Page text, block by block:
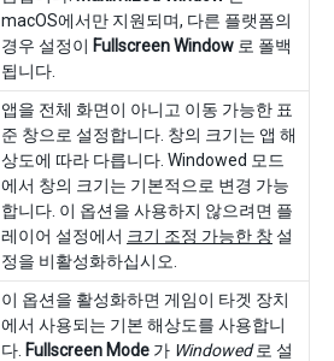
macOS에서만 지원되며, 다른 플랫폼의
경우 설정이 Fullscreen Window 로 폴백
됩니다.
앱을 전체 화면이 아니고 이동 가능한 표
준 창으로 설정합니다. 창의 크기는 앱 해
상도에 따라 다릅니다. Windowed 모드
에서 창의 크기는 기본적으로 변경 가능
합니다. 이 옵션을 사용하지 않으려면 플
레이어 설정에서 크기 조정 가능한 창 설
정을 비활성화하십시오.
이 옵션을 활성화하면 게임이 타겟 장치
에서 사용되는 기본 해상도를 사용합니
다. Fullscreen Mode 가 Windowed로 설